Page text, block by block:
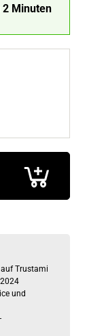
2 Minuten
auf Trustami
und